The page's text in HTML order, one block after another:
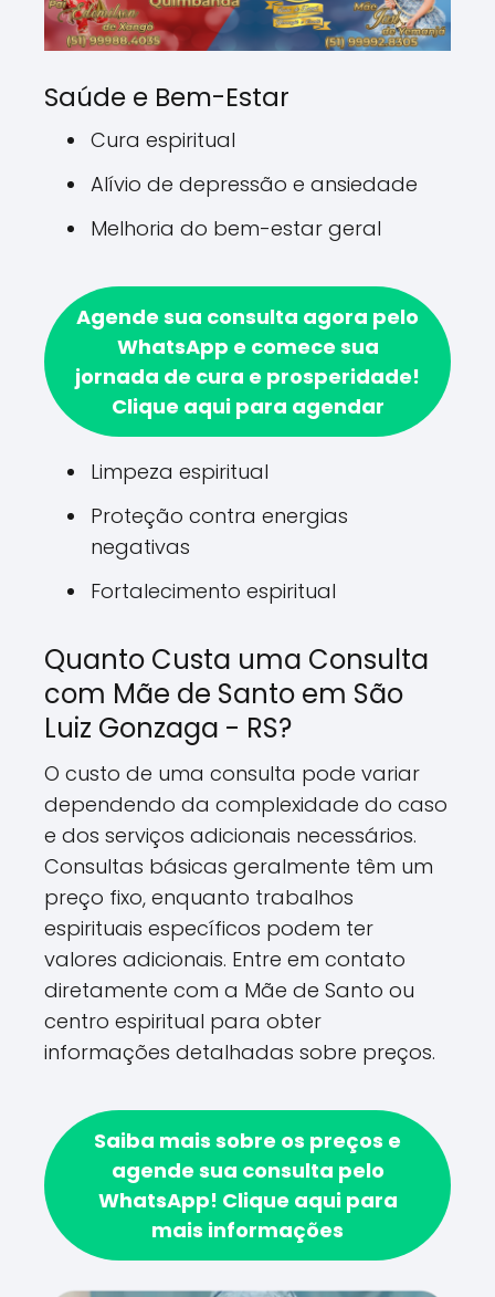
Saúde e Bem-Estar
Cura espiritual
Alívio de depressão e ansiedade
Melhoria do bem-estar geral
Agende sua consulta agora pelo
WhatsApp e comece sua
jornada de cura e prosperidade!
Clique aqui para agendar
Limpeza espiritual
Proteção contra energias
negativas
Fortalecimento espiritual
Quanto Custa uma Consulta
com Mãe de Santo em São
Luiz Gonzaga - RS?
O custo de uma consulta pode variar
dependendo da complexidade do caso
e dos serviços adicionais necessários.
Consultas básicas geralmente têm um
preço fixo, enquanto trabalhos
espirituais específicos podem ter
valores adicionais. Entre em contato
diretamente com a Mãe de Santo ou
centro espiritual para obter
informações detalhadas sobre preços.
Saiba mais sobre os preços e
agende sua consulta pelo
WhatsApp! Clique aqui para
mais informações